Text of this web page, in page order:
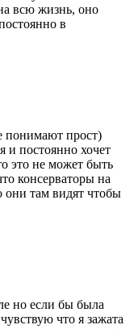
всю жизнь, оно
в
понимают прост)
и постоянно хочет
это не может быть
консерваторы на
они там видят чтобы
но если бы была
что я зажата